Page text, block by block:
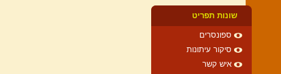
שונות תפריט
ספונסרים
סיקור עיתונות
איש קשר